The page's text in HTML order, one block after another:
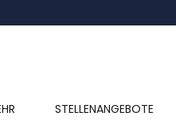
STELLENANGEBOTE